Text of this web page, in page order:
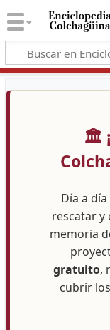
🏛️
Día a
rescatar
memoria
gratuito,
cubrir